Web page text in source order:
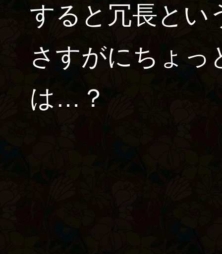
すると冗長とい
さすがにちょっ
は…？